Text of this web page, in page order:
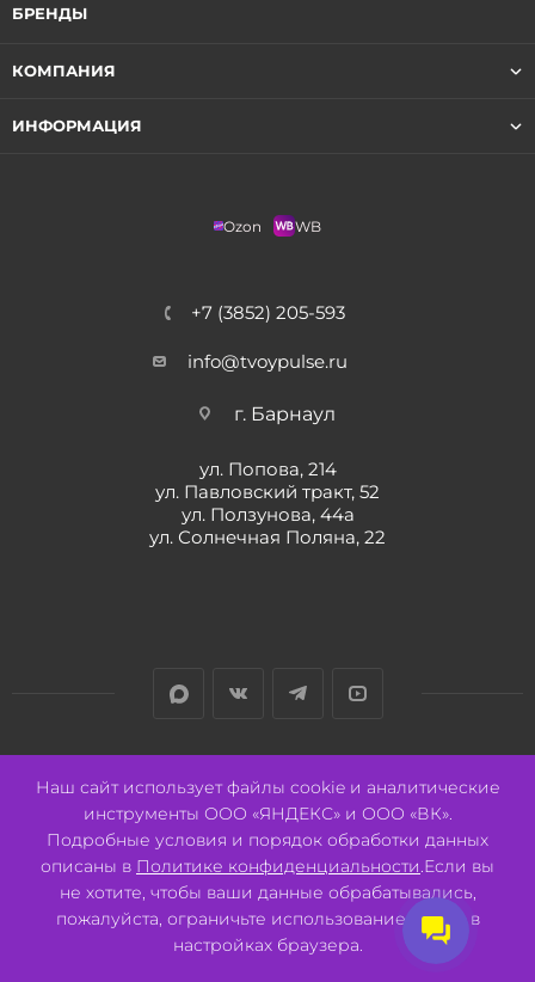
БРЕНДЫ
КОМПАНИЯ
ИНФОРМАЦИЯ
Ozon WB
+7 (3852) 205-593
info@tvoypulse.ru
г. Барнаул
ул. Попова, 214
ул. Павловский тракт, 52
ул. Ползунова, 44а
ул. Солнечная Поляна, 22
2026 © ООО "СВК"/ 656064 г. Барнаул, ул. Павловский тракт, 52.
ИНН 2221130516 ОГРН 1082221000531.
Pulse - сеть магазинов для активных
Разработано:Авалон
Наш сайт использует файлы cookie и аналитические
инструменты ООО «ЯНДЕКС» и ООО «ВК».
Подробные условия и порядок обработки данных
описаны в Политике конфиденциальности.Если вы
не хотите, чтобы ваши данные обрабатывались,
пожалуйста, ограничьте использование cookie в
настройках браузера.